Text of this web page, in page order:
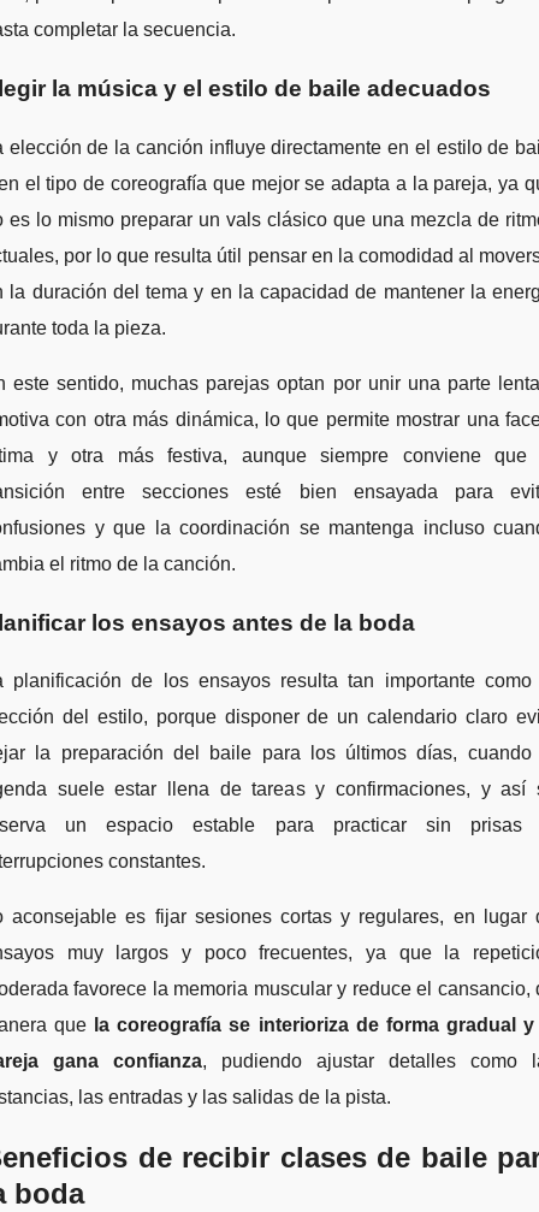
completar la secuencia.
la música y el estilo de baile adecuados
elección de la canción influye directamente en el estilo de
el tipo de coreografía que mejor se adapta a la pareja, ya
es lo mismo preparar un vals clásico que una mezcla de
por lo que resulta útil pensar en la comodidad al
la duración del tema y en la capacidad de mantener la
toda la pieza.
este sentido, muchas parejas optan por unir una parte
con otra más dinámica, lo que permite mostrar una
y otra más festiva, aunque siempre conviene que
entre secciones esté bien ensayada para
y que la coordinación se mantenga incluso
el ritmo de la canción.
los ensayos antes de la boda
planificación de los ensayos resulta tan importante como
del estilo, porque disponer de un calendario claro
la preparación del baile para los últimos días, cuando
suele estar llena de tareas y confirmaciones, y así
un espacio estable para practicar sin prisas
constantes.
aconsejable es fijar sesiones cortas y regulares, en lugar
muy largos y poco frecuentes, ya que la
favorece la memoria muscular y reduce el cansancio,
que la coreografía se interioriza de forma gradual y
gana confianza, pudiendo ajustar detalles como
las entradas y las salidas de la pista.
de recibir clases de baile
boda